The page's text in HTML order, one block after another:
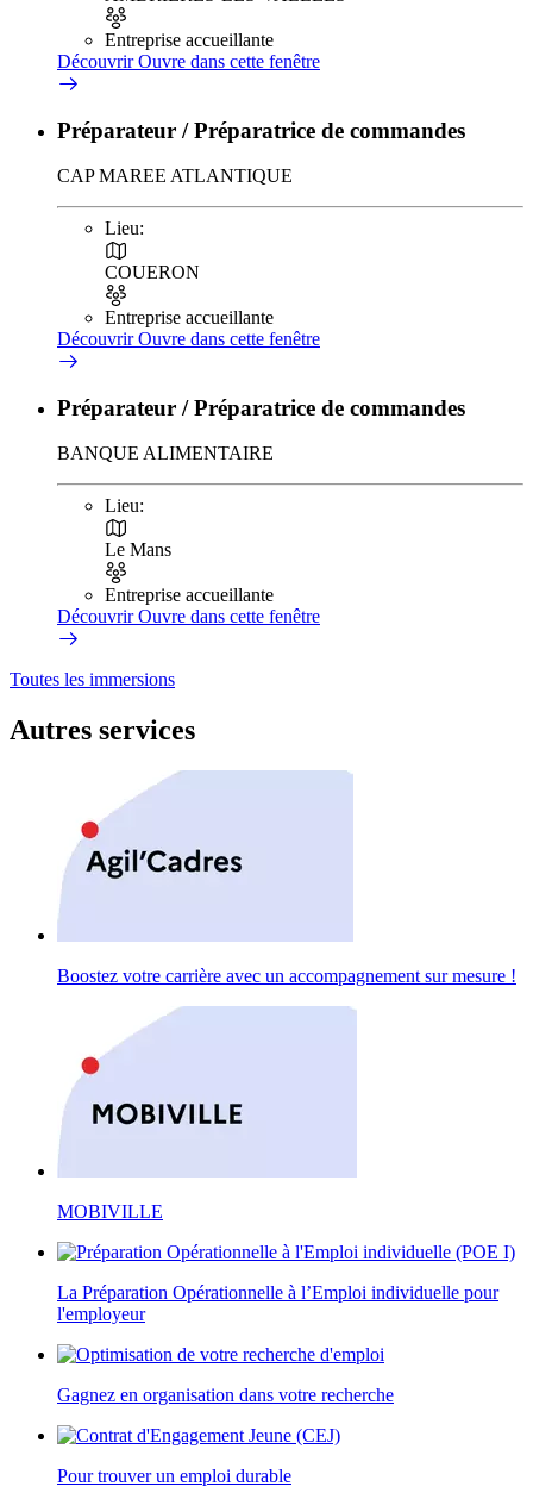
Entreprise accueillante
DécouvrirOuvre dans cette fenêtre
Préparateur / Préparatrice de commandes
CAP MAREE ATLANTIQUE
Lieu:
COUERON
Entreprise accueillante
DécouvrirOuvre dans cette fenêtre
Préparateur / Préparatrice de commandes
BANQUE ALIMENTAIRE
Lieu:
Le Mans
Entreprise accueillante
DécouvrirOuvre dans cette fenêtre
Toutes les immersions
Autres services
Boostez votre carrière avec un accompagnement sur mesure !
MOBIVILLE
La Préparation Opérationnelle à l’Emploi individuelle pour
l'employeur
Gagnez en organisation dans votre recherche
Pour trouver un emploi durable